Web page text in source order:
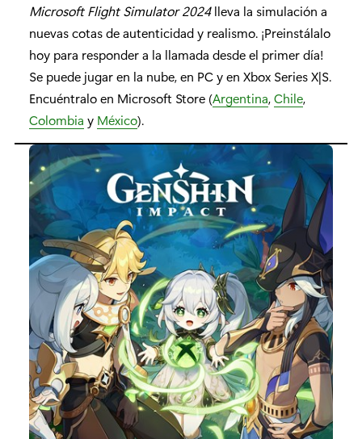
Microsoft Flight Simulator 2024lleva la simulación a
nuevas cotas de autenticidad y realismo. ¡Preinstálalo
hoy para responder a la llamada desde el primer día!
Se puede jugar en la nube, en PC y en Xbox Series X|S.
Encuéntralo en Microsoft Store (Argentina,Chile,
Colombia y México).